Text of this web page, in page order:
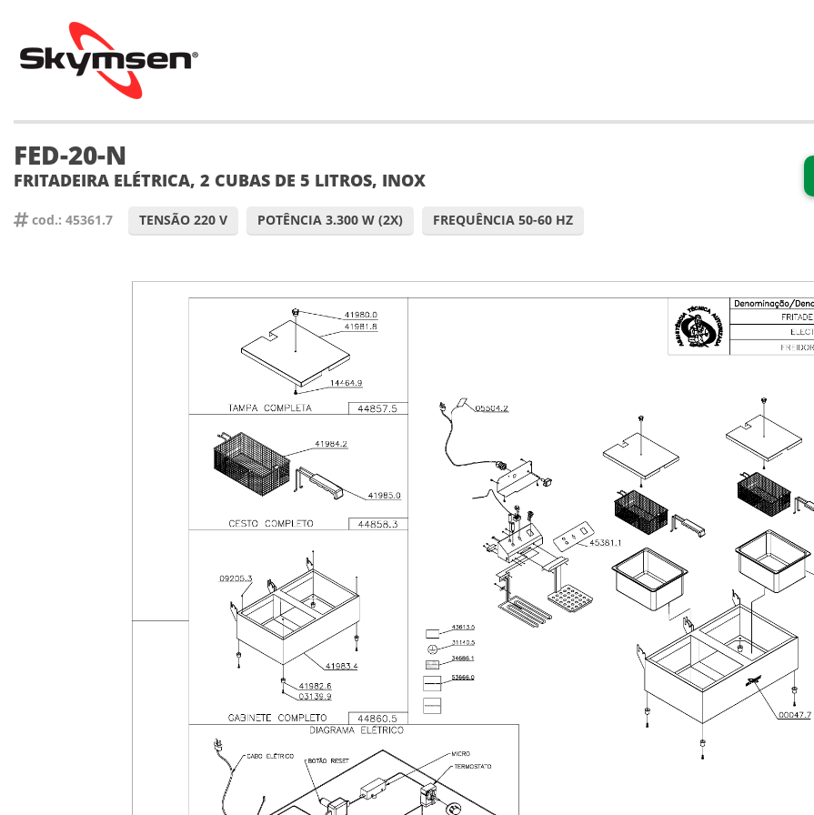
FED-20-N
FRITADEIRA ELÉTRICA, 2 CUBAS DE 5 LITROS, INOX
cod.: 45361.7 TENSÃO 220 V POTÊNCIA 3.300 W (2X) FREQUÊNCIA 50-60 HZ